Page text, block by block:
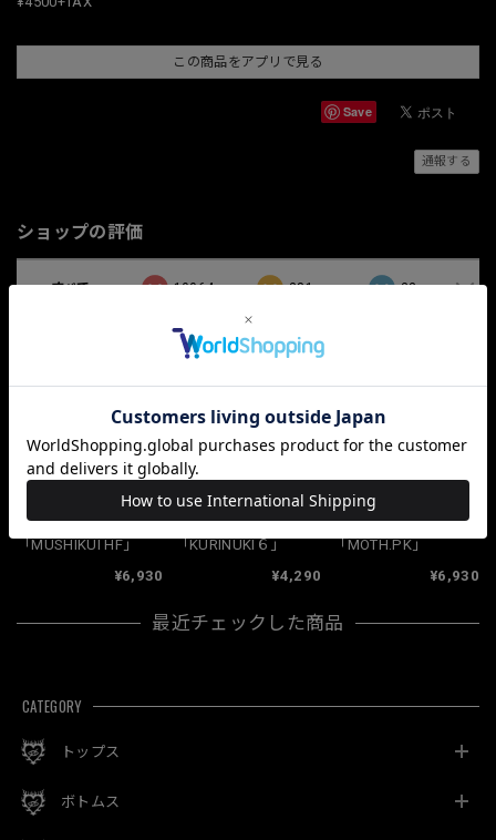
この商品をアプリで見る
Save
通報する
ショップの評価
すべて 10064 381 33
関連商品
「MUSHIKUI HF」
¥6,930
「KURINUKI６」
¥4,290
「MOTH.PK」
¥6,930
最近チェックした商品
CATEGORY
トップス
ボトムス